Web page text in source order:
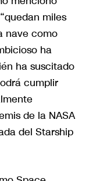
miles
nave como
ha
ha suscitado
cumplir
de la NASA
del Starship